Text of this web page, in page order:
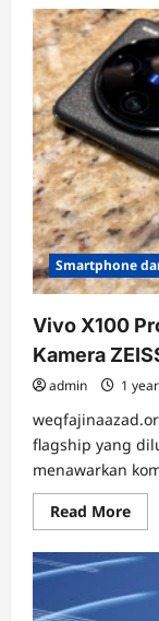
di
Smartphone
Vivo X100
Kamera
admin 1
flagship yang
menawarkan
Read MoreRead
more
Pro,